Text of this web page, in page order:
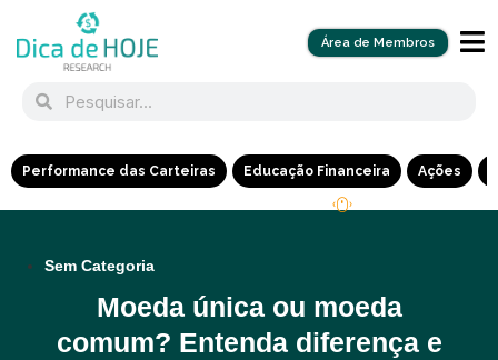
Área de Membros
Performance das Carteiras Educação Financeira Ações
Sem Categoria
Moeda única ou moeda
comum? Entenda diferença e